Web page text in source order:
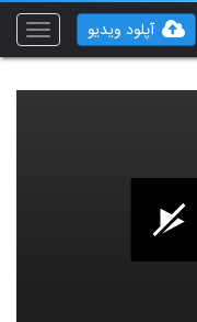
Toggle
آپلود ویدیو